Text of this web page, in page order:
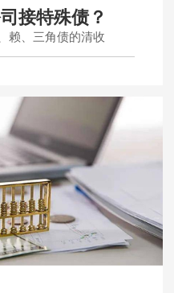
接特殊债？
赖、三角债的清收